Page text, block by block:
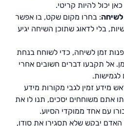
יכול להיות קריטי.
: בחרו מקום שקט, בו אפשר
בלי לדאוג שתוכן השיחה יגיע
זמן לשיחה, כדי לשוחח בנחת
אל תקבעו דברים חשובים אחרי
מידע זמין לגבי מקורות מידע
אתם משוחחים יסכים, תנו לו את
עם אחד ממוקדי הסיוע.
יבקש שלא תסגירו את סודו,